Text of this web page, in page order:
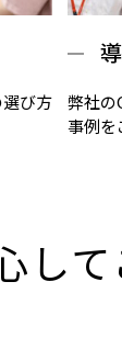
び方
弊社
事例を
し